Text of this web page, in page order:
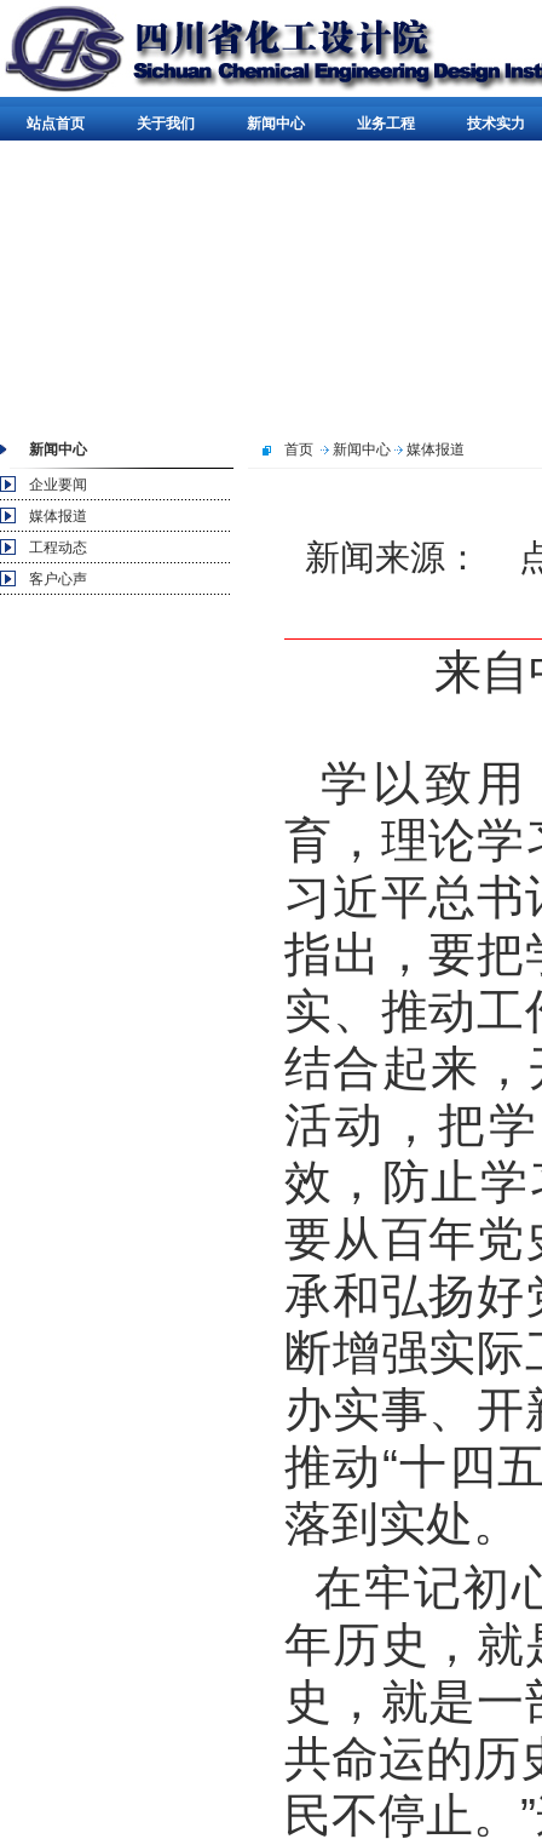
站点首页 关于我们 新闻中心 业务工程 技术实力
新闻中心
企业要闻
媒体报道
工程动态
客户心声
首页 新闻中心 媒体报道
新闻来源：
来自
学以致用
育，理论学
习近平总书
指出，要把
实、推动工
结合起来，
活动，把
效，防止学
要从百年党
承和弘扬好
断增强实
办实事、
推动“十四
落到实处。
在牢记初
年历史，就
史，就是
共命运的历
民不停止。